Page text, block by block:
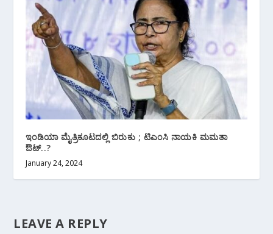
ಇಂಡಿಯಾ ಮೈತ್ರಿಕೂಟದಲ್ಲಿ ಬಿರುಕು ; ಟಿಎಂಸಿ ನಾಯಕಿ ಮಮತಾ
ಔಟ್..?
January 24, 2024
LEAVE A REPLY